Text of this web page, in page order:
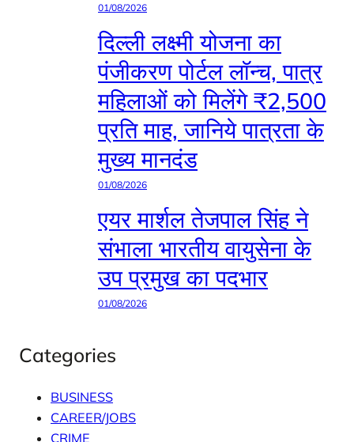
01/08/2026
दिल्ली लक्ष्मी योजना का
पंजीकरण पोर्टल लॉन्च, पात्र
महिलाओं को मिलेंगे ₹2,500
प्रति माह, जानिये पात्रता के
मुख्य मानदंड
01/08/2026
एयर मार्शल तेजपाल सिंह ने
संभाला भारतीय वायुसेना के
उप प्रमुख का पदभार
01/08/2026
Categories
BUSINESS
CAREER/JOBS
CRIME